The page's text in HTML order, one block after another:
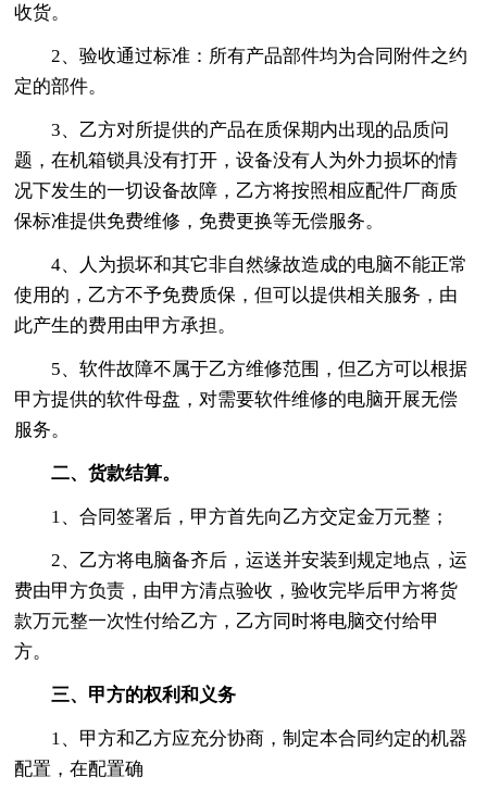
收货。
2、验收通过标准：所有产品部件均为合同附件之约
定的部件。
3、乙方对所提供的产品在质保期内出现的品质问
题，在机箱锁具没有打开，设备没有人为外力损坏的情
况下发生的一切设备故障，乙方将按照相应配件厂商质
保标准提供免费维修，免费更换等无偿服务。
4、人为损坏和其它非自然缘故造成的电脑不能正常
使用的，乙方不予免费质保，但可以提供相关服务，由
此产生的费用由甲方承担。
5、软件故障不属于乙方维修范围，但乙方可以根据
甲方提供的软件母盘，对需要软件维修的电脑开展无偿
服务。
二、货款结算。
1、合同签署后，甲方首先向乙方交定金万元整；
2、乙方将电脑备齐后，运送并安装到规定地点，运
费由甲方负责，由甲方清点验收，验收完毕后甲方将货
款万元整一次性付给乙方，乙方同时将电脑交付给甲
方。
三、甲方的权利和义务
1、甲方和乙方应充分协商，制定本合同约定的机器
配置，在配置确